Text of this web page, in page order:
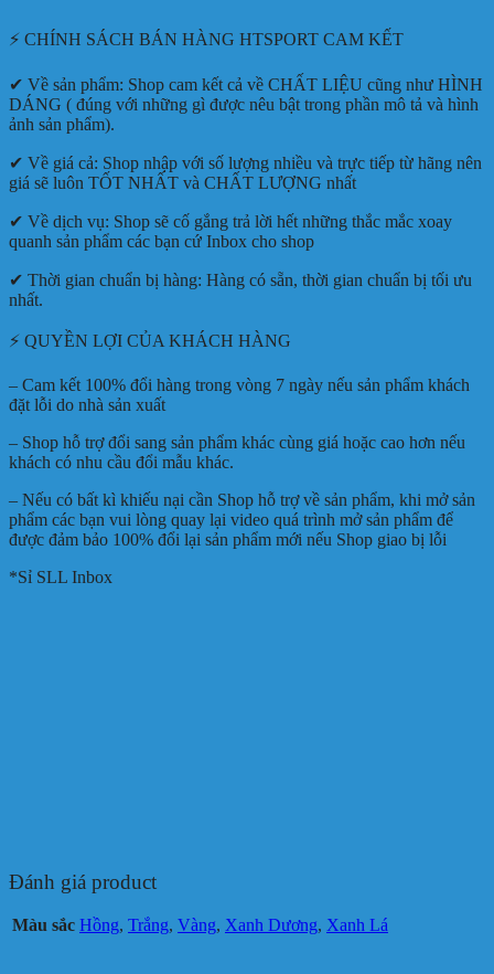
⚡ CHÍNH SÁCH BÁN HÀNG HTSPORT CAM KẾT
✔ Về sản phẩm: Shop cam kết cả về CHẤT LIỆU cũng như HÌNH
DÁNG ( đúng với những gì được nêu bật trong phần mô tả và hình
ảnh sản phẩm).
✔ Về giá cả: Shop nhập với số lượng nhiều và trực tiếp từ hãng nên
giá sẽ luôn TỐT NHẤT và CHẤT LƯỢNG nhất
✔ Về dịch vụ: Shop sẽ cố gắng trả lời hết những thắc mắc xoay
quanh sản phẩm các bạn cứ Inbox cho shop
✔ Thời gian chuẩn bị hàng: Hàng có sẵn, thời gian chuẩn bị tối ưu
nhất.
⚡ QUYỀN LỢI CỦA KHÁCH HÀNG
– Cam kết 100% đổi hàng trong vòng 7 ngày nếu sản phẩm khách
đặt lỗi do nhà sản xuất
– Shop hỗ trợ đổi sang sản phẩm khác cùng giá hoặc cao hơn nếu
khách có nhu cầu đổi mẫu khác.
– Nếu có bất kì khiếu nại cần Shop hỗ trợ về sản phẩm, khi mở sản
phẩm các bạn vui lòng quay lại video quá trình mở sản phẩm để
được đảm bảo 100% đổi lại sản phẩm mới nếu Shop giao bị lỗi
*Sỉ SLL Inbox
Đánh giá product
Màu sắc Hồng, Trắng, Vàng, Xanh Dương, Xanh Lá